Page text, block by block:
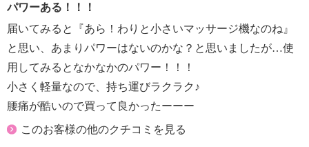
・幼児やお子様に使用させたり、本体で遊ばせたり、
上にのせない。
・カバーを外した状態や、破れた状態で使用しない。
・頭部やのどには使用しない。
・他の治療器と同時に使用しない。
・首周辺をマッサージする時は、もみ玉の動きに注意
する。また、首の前方はマッサージしない。
パワーある！！！
届いてみると『あら！わりと小さいマッサージ機なのね』
と思い、あまりパワーはないのかな？と思いましたが…使
用してみるとなかなかのパワー！！！
小さく軽量なので、持ち運びラクラク♪
腰痛が酷いので買って良かったーーー
このお客様の他のクチコミを見る